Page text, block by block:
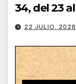
34, del 23
22 JULIO, 2026